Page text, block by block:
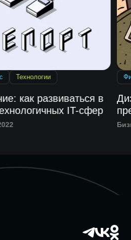
Технологии
как развиваться в
IT-сфер